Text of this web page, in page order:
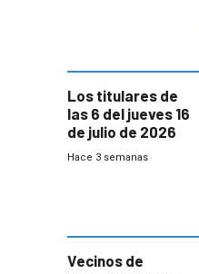
Los titulares de
las 6 del jueves 16
de julio de 2026
Hace 3 semanas
Vecinos de